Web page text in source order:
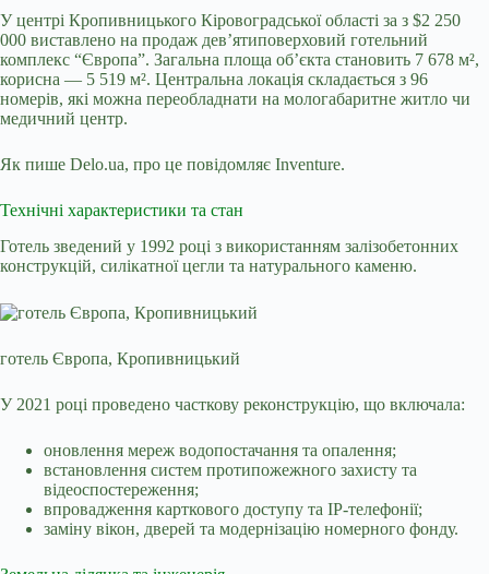
У центрі Кропивницького Кіровоградської області за з $2 250
000 виставлено на продаж дев’ятиповерховий готельний
комплекс “Європа”. Загальна площа об’єкта становить 7 678 м²,
корисна — 5 519 м². Центральна локація складається з 96
номерів, які можна переобладнати на мологабаритне житло чи
медичний центр.
Як пише Delo.ua, про це повідомляє Inventure.
Технічні характеристики та стан
Готель зведений у 1992 році з використанням залізобетонних
конструкцій, силікатної цегли та натурального каменю.
готель Європа, Кропивницький
У 2021 році проведено часткову реконструкцію, що включала:
оновлення мереж водопостачання та опалення;
встановлення систем протипожежного захисту та
відеоспостереження;
впровадження карткового доступу та IP-телефонії;
заміну вікон, дверей та модернізацію номерного фонду.